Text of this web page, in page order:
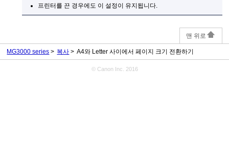
프린터를 끈 경우에도 이 설정이 유지됩니다.
맨 위로
MG3000 series 복사 A4와 Letter 사이에서 페이지 크기 전환하기
© Canon Inc. 2016